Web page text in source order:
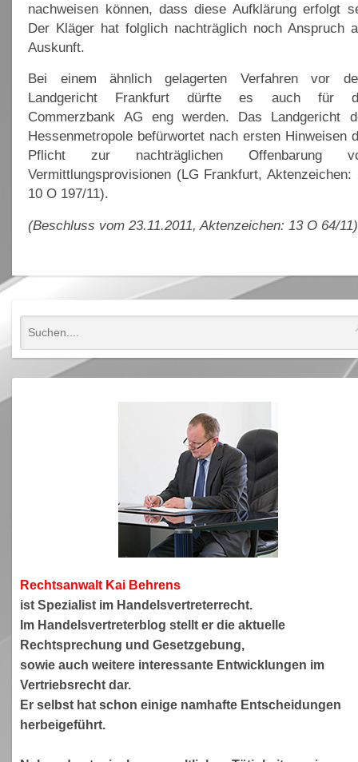
nachweisen können, dass diese Aufklärung erfolgt
Der Kläger hat folglich nachträglich noch Anspruch
Auskunft.
Bei einem ähnlich gelagerten Verfahren vor
Landgericht Frankfurt dürfte es auch für
Commerzbank AG eng werden. Das Landgericht
Hessenmetropole befürwortet nach ersten Hinweisen
Pflicht zur nachträglichen Offenbarung
Vermittlungsprovisionen (LG Frankfurt, Aktenzeichen:
10 O 197/11).
(Beschluss vom 23.11.2011, Aktenzeichen: 13 O 64/
Rechtsanwalt Kai Behrens
ist Spezialist im Handelsvertreterrecht.
Im Handelsvertreterblog stellt er die aktuelle
Rechtsprechung und Gesetzgebung,
sowie auch weitere interessante Entwicklungen im
Vertriebsrecht dar.
Er selbst hat schon einige namhafte Entscheidungen
herbeigeführt.